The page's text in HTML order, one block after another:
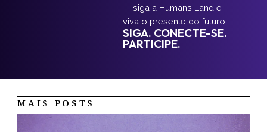
— siga a Humans Land e
viva o presente do futuro.
SIGA. CONECTE-SE.
PARTICIPE.
MAIS POSTS